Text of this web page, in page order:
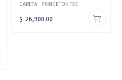
CARETA
PRINCETON TEC
$ 26,900.00